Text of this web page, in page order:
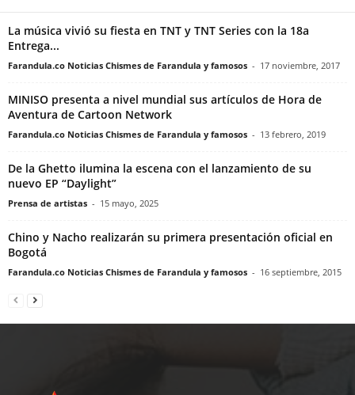
La música vivió su fiesta en TNT y TNT Series con la 18a
Entrega...
Farandula.co Noticias Chismes de Farandula y famosos - 17 noviembre, 2017
MINISO presenta a nivel mundial sus artículos de Hora de
Aventura de Cartoon Network
Farandula.co Noticias Chismes de Farandula y famosos - 13 febrero, 2019
De la Ghetto ilumina la escena con el lanzamiento de su
nuevo EP “Daylight”
Prensa de artistas - 15 mayo, 2025
Chino y Nacho realizarán su primera presentación oficial en
Bogotá
Farandula.co Noticias Chismes de Farandula y famosos - 16 septiembre, 2015